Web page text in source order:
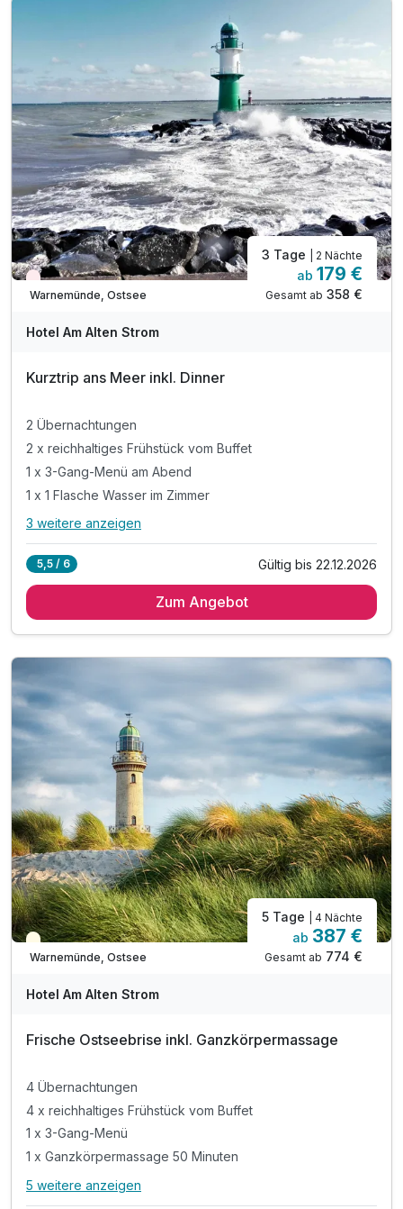
1 x Kaffee und Kuchen Mahlwerk neben
inkl. Nutzung W-Lan
inkl. Leihbademantel, Saunahandtuch & Badelatschen
inkl. Sauna
inkl. 1 Flasche Wasser bei Anreise
Wieder frei ab Oktober
Warnemünde, Ostsee
3 Tage | 2 Nächte
ab 179 €
Gesamt ab 358 €
Hotel Am Alten Strom
Kurztrip ans Meer inkl. Dinner
2 Übernachtungen
2 x reichhaltiges Frühstück vom Buffet
1 x 3-Gang-Menü am Abend
1 x 1 Flasche Wasser im Zimmer
Alle Inklusivleistungen
2 x reichhaltiges Frühstück vom Buffet
inkl. Saunabenutzung
inkl. Leihbademantel, Saunahandtuch & Badelatschen
inkl. Nutzung W-Lan
3 weitere anzeigen
5,5 / 6 Gültig bis 22.12.2026
Zum Angebot
Teilweise ausgelastet
Warnemünde, Ostsee
5 Tage | 4 Nächte
ab 387 €
Gesamt ab 774 €
Hotel Am Alten Strom
Frische Ostseebrise inkl. Ganzkörpermassage
4 Übernachtungen
4 x reichhaltiges Frühstück vom Buffet
1 x 3-Gang-Menü
1 x Ganzkörpermassage 50 Minuten
Alle Inklusivleistungen
5 weitere anzeigen